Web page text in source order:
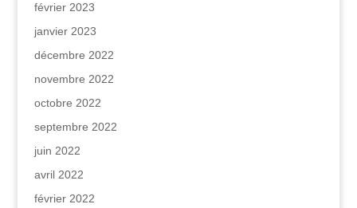
février 2023
janvier 2023
décembre 2022
novembre 2022
octobre 2022
septembre 2022
juin 2022
avril 2022
février 2022